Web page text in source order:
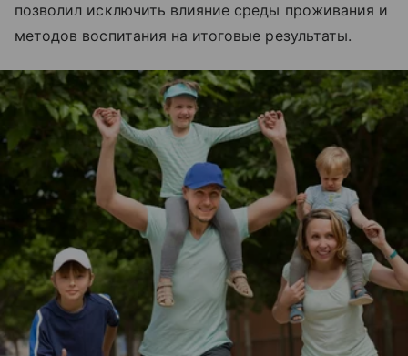
позволил исключить влияние среды проживания и
методов воспитания на итоговые результаты.